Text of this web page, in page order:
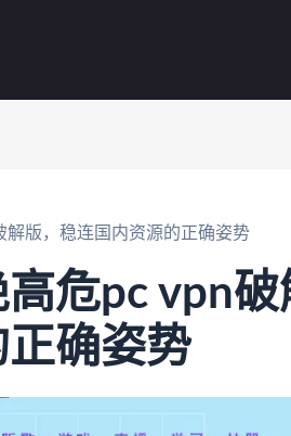
解版，稳连国内资源的正确姿势
危pc vpn破
确姿势